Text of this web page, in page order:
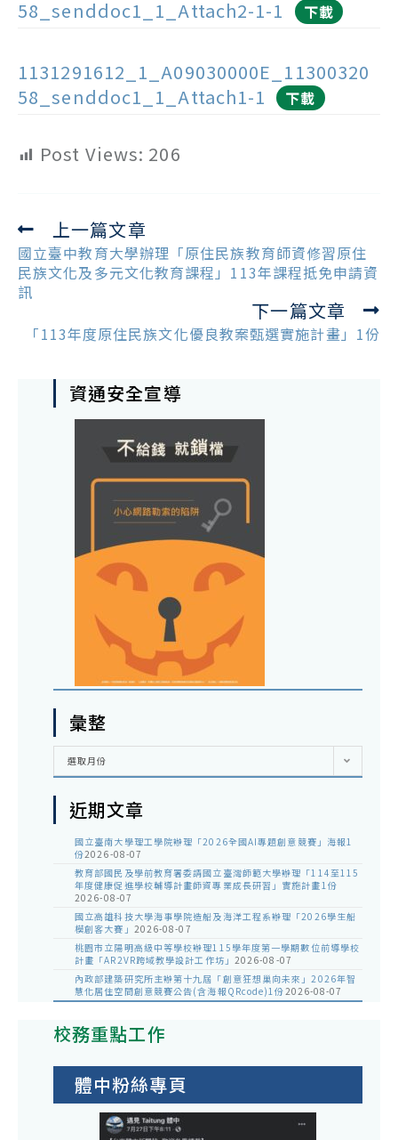
58_senddoc1_1_Attach2-1-1
下載
1131291612_1_A09030000E_11300320
58_senddoc1_1_Attach1-1
下載
Post Views: 206
Read
more
articles
上一篇文章
國立臺中教育大學辦理「原住民族教育師資修習原住
民族文化及多元文化教育課程」113年課程抵免申請資
訊
下一篇文章
「113年度原住民族文化優良教案甄選實施計畫」1份
資通安全宣導
彙整
彙
選取月份
近期文章
國立臺南大學理工學院辦理「2026全國AI專題創意競賽」海報1
份2026-08-07
教育部國民及學前教育署委請國立臺灣師範大學辦理「114至115
年度健康促進學校輔導計畫師資專業成長研習」實施計畫1份
2026-08-07
國立高雄科技大學海事學院造船及海洋工程系辦理「2026學生船
模創客大賽」 2026-08-07
桃園市立陽明高級中等學校辦理115學年度第一學期數位前導學校
計畫「AR2VR跨域教學設計工作坊」 2026-08-07
內政部建築研究所主辦第十九屆「創意狂想巢向未來」2026年智
慧化居住空間創意競賽公告(含海報QRcode)1份2026-08-07
校務重點工作
體中粉絲專頁